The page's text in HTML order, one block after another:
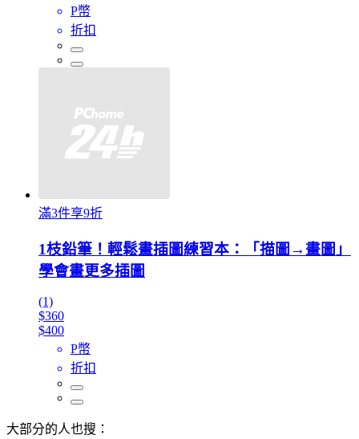
P幣
折扣
滿3件享9折
1枝鉛筆！輕鬆畫插圖練習本：「描圖→畫圖」
學會畫更多插圖
(1)
$360
$400
P幣
折扣
大部分的人也搜：